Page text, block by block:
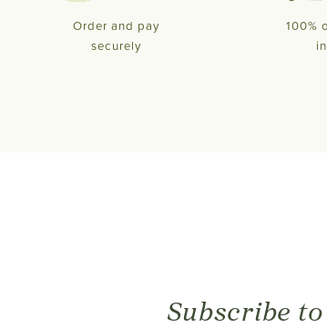
Order and pay
securely
100%
Subscribe